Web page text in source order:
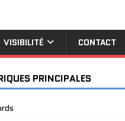
VISIBILITÉ CONTACT
PRINCIPALES